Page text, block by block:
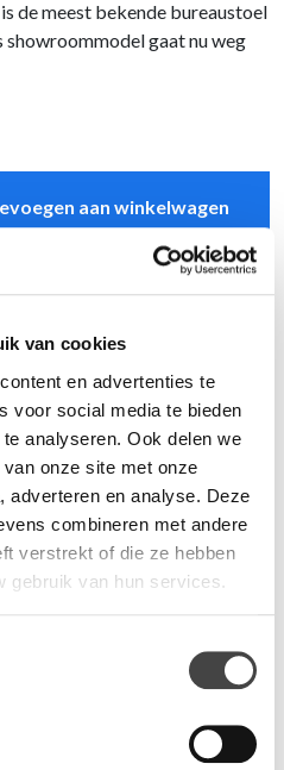
van cookies
en advertenties te
voor social media te bieden
analyseren. Ook delen we
onze site met onze
adverteren en analyse. Deze
combineren met andere
verstrekt of die ze hebben
gebruik van hun services.
de meest bekende bureaustoel
gaat nu weg
aan winkelwagen
met andere levertijden
in kantoormeubelen
voor meerdere aantallen
mechanisme past hij
aan. Dankzij de ideale